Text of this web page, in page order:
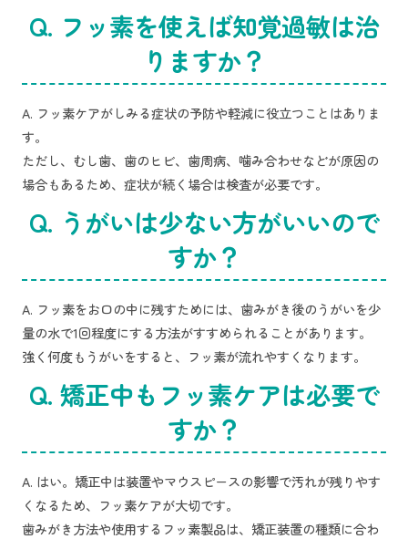
Q. フッ素を使えば知覚過敏は治
りますか？
A. フッ素ケアがしみる症状の予防や軽減に役立つことはありま
す。
ただし、むし歯、歯のヒビ、歯周病、噛み合わせなどが原因の
場合もあるため、症状が続く場合は検査が必要です。
Q. うがいは少ない方がいいので
すか？
A. フッ素をお口の中に残すためには、歯みがき後のうがいを少
量の水で1回程度にする方法がすすめられることがあります。
強く何度もうがいをすると、フッ素が流れやすくなります。
Q. 矯正中もフッ素ケアは必要で
すか？
A. はい。矯正中は装置やマウスピースの影響で汚れが残りやす
くなるため、フッ素ケアが大切です。
歯みがき方法や使用するフッ素製品は、矯正装置の種類に合わ